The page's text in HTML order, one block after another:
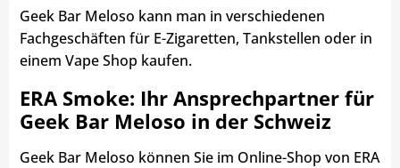
Geek Bar Meloso kann man in verschiedenen
Fachgeschäften für E-Zigaretten, Tankstellen oder in
einem Vape Shop kaufen.
ERA Smoke: Ihr Ansprechpartner für
Geek Bar Meloso in der Schweiz
Geek Bar Meloso können Sie im Online-Shop von ERA